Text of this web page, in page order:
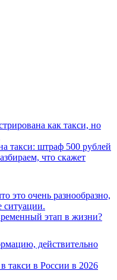
как такси, но
такси: штраф 500 рублей
что скажет
это очень разнообразно,
ситуации.
этап в жизни?
действительно
такси в России в 2026